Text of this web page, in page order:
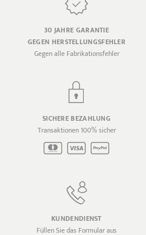
30 JAHRE GARANTIE
GEGEN HERSTELLUNGSFEHLER
Gegen alle Fabrikationsfehler
SICHERE BEZAHLUNG
Transaktionen 100% sicher
KUNDENDIENST
Füllen Sie das Formular aus